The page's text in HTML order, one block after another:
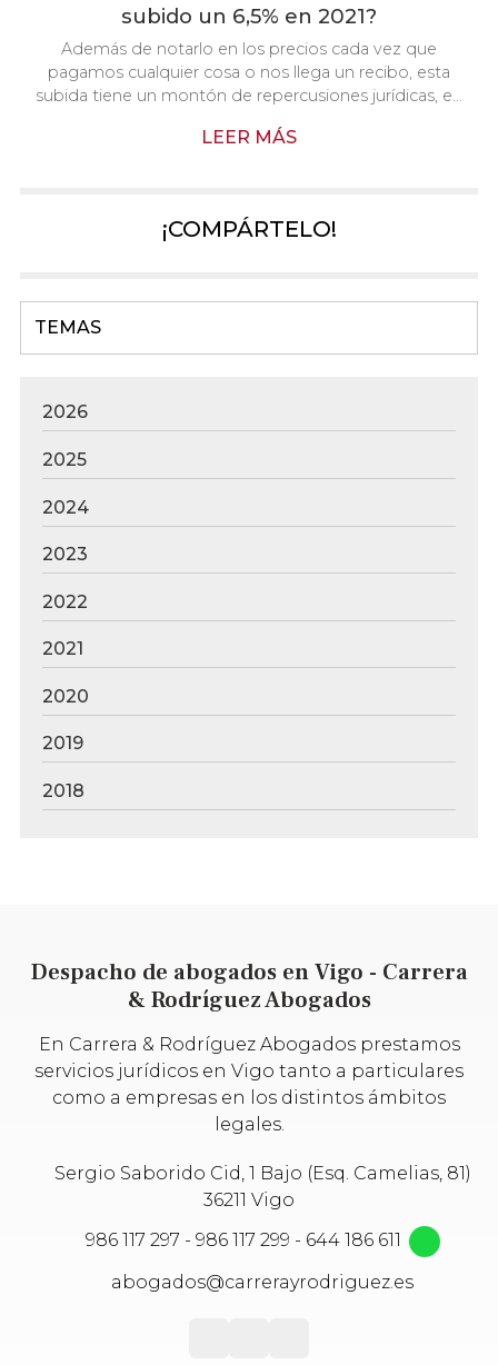
TEMAS
subido un 6,5% en 2021?
Además de notarlo en los precios cada vez que
pagamos cualquier cosa o nos llega un recibo, esta
subida tiene un montón de repercusiones jurídicas, en
afectan a la mayoría de las personas. Una de las más
que se vincula a las variaciones del IPC. ¿Supone esto
que ahora en enero, va a subir el alquiler un 6,5%? Esto
LEER MÁS
¡COMPÁRTELO!
2026
2025
2024
2023
2022
2021
2020
2019
2018
Despacho de abogados en Vigo - Carrera
& Rodríguez Abogados
En Carrera & Rodríguez Abogados prestamos
servicios jurídicos en Vigo tanto a particulares
como a empresas en los distintos ámbitos
legales.
Sergio Saborido Cid, 1 Bajo (Esq. Camelias, 81)
36211 Vigo
986 117 297 - 986 117 299 - 644 186 611
abogados@carrerayrodriguez.es